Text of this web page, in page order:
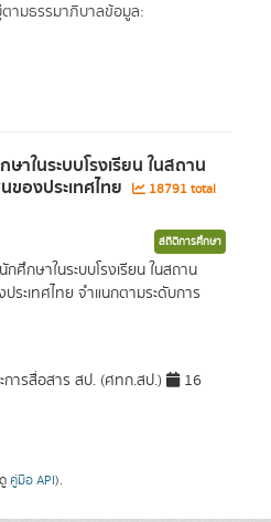
ามธรรมาภิบาลข้อมูล:
ในระบบโรงเรียน ในสถาน
ของประเทศไทย
18791 total
สถิติการศึกษา
ศึกษาในระบบโรงเรียน ในสถาน
ระเทศไทย จำแนกตามระดับการ
การสื่อสาร สป. (ศทก.สป.)
16
คู่มือ API).